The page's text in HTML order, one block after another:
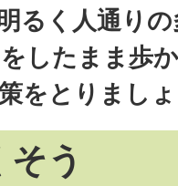
るく人通り
したまま歩
をとりまし
う